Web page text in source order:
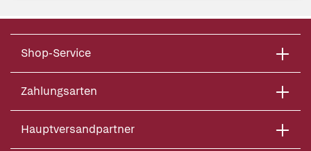
Shop-Service
Zahlungsarten
Hauptversandpartner